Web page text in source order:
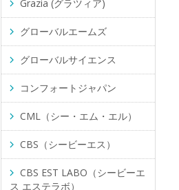
Grazia (グラツィア)
グローバルエームズ
グローバルサイエンス
コンフォートジャパン
CML（シー・エム・エル）
CBS（シービーエス）
CBS EST LABO（シービーエ
ス エステラボ）